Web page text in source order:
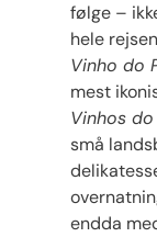
følge –
hele
Vinho do
mest
Vinhos
små
endda